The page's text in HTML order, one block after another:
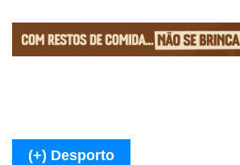
(+) Desporto